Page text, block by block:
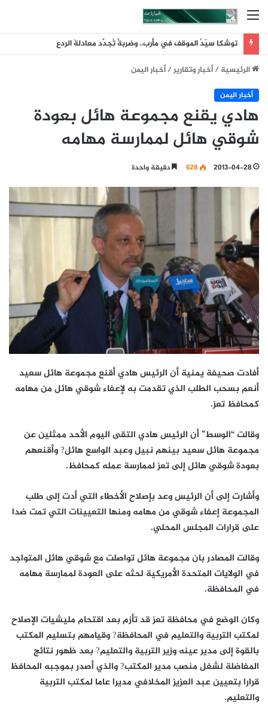
القائمة
توشكا سيّدُ الموقف في مأرب.. وضربةٌ تُجدِّد معادلةَ الردع
الرئيسية/أخبار وتقارير/أخبار اليمن
أخبار اليمن
هادي يقنع مجموعة هائل بعودة
شوقي هائل لممارسة مهامه
2013-04-28
628 دقيقة واحدة
أفادت صحيفة يمنية أن الرئيس هادي أقنع مجموعة هائل سعيد
أنعم بسحب الطلب الذي تقدمت به لإعفاء شوقي هائل من مهامه
كمحافظ تعز.
وقالت “الوسط” أن الرئيس هادي التقى اليوم الأحد ممثلين عن
مجموعة هائل سعيد بينهم نبيل وعبد الواسع هائل? وأقنعهم
بعودة شوقي هائل إلى تعز لممارسة عمله كمحافظ.
وأشارت إلى أن الرئيس وعد بإصلاح الأخطاء التي أدت إلى طلب
المجموعة إعفاء شوقي من مهامه ومنها التعيينات التي تمت ضدا
على قرارات المجلس المحلي.
وقالت المصادر بان مجموعة هائل تواصلت مع شوقي هائل المتواجد
في الولايات المتحدة الأمريكية لحثه على العودة لممارسة مهامه
في المحافظة.
وكان الوضع في محافظة تعز قد تأزم بعد اقتحام مليشيات الإصلاح
لمكتب التربية والتعليم في المحافظة? وقيامهم بتسليم المكتب
بالقوة إلى مدير عينه وزير التربية والتعليم? بعد ظهور نتائج
المفاضلة لشغل منصب مدير المكتب? والذي أصدر بموجبه المحافظ
قرارا بتعيين عبد العزيز المخلافي مديرا عاما لمكتب التربية
والتعليم.